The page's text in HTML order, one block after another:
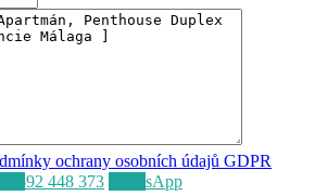
ochrany osobních údajů GDPR
692 448 373 WhatsApp